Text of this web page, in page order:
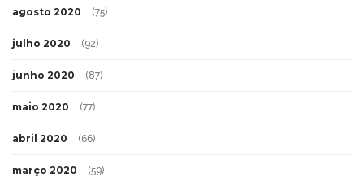
agosto 2020 (75)
julho 2020 (92)
junho 2020 (87)
maio 2020 (77)
abril 2020 (66)
março 2020 (59)